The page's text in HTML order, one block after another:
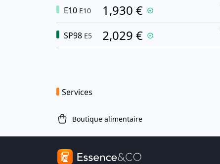
E10 E10 1,930 €
SP98 E5 2,029 €
Services
Boutique alimentaire